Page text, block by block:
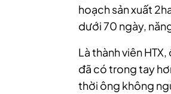
hoạch sản xuất
dưới 70 ngày,
Là thành viên
đã có trong tay
thời ông không